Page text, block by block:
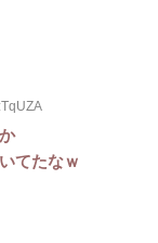
てたなｗ